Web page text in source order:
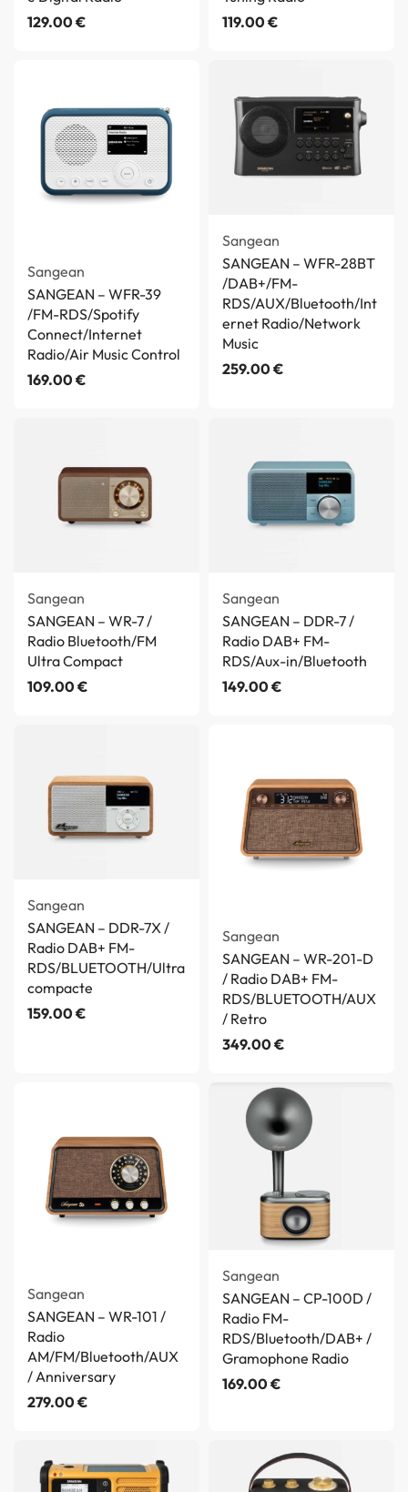
129.00€
119.00€
Sangean
SANGEAN – WFR-39
/FM-RDS/Spotify
Connect/Internet
Radio/Air Music Control
169.00€
Sangean
SANGEAN – WFR-28BT
/DAB+/FM-
RDS/AUX/Bluetooth/Int
ernet Radio/Network
Music
259.00€
Sangean
SANGEAN – WR-7 /
Radio Bluetooth/FM
Ultra Compact
109.00€
Sangean
SANGEAN – DDR-7 /
Radio DAB+ FM-
RDS/Aux-in/Bluetooth
149.00€
Sangean
SANGEAN – DDR-7X /
Radio DAB+ FM-
RDS/BLUETOOTH/Ultra
compacte
159.00€
Sangean
SANGEAN – WR-201-D
/ Radio DAB+ FM-
RDS/BLUETOOTH/AUX
/ Retro
349.00€
Sangean
SANGEAN – WR-101 /
Radio
AM/FM/Bluetooth/AUX
/ Anniversary
279.00€
Sangean
SANGEAN – CP-100D /
Radio FM-
RDS/Bluetooth/DAB+ /
Gramophone Radio
169.00€